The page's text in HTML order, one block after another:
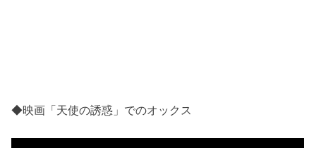
◆映画「天使の誘惑」でのオックス